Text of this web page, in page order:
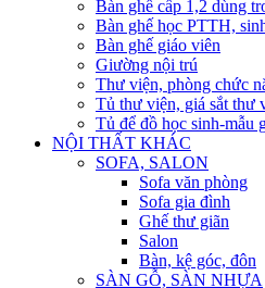
Bàn ghế cấp 1,2 dùng
Bàn ghế học PTTH,
Bàn ghế giáo viên
Giường nội trú
Thư viện, phòng chức
Tủ thư viện, giá sắt thư
Tủ để đồ học sinh-mẫu
NỘI THẤT KHÁC
SOFA, SALON
Sofa văn phòng
Sofa gia đình
Ghế thư giãn
Salon
Bàn, kệ góc, đôn
SÀN GỖ, SÀN NHỰA